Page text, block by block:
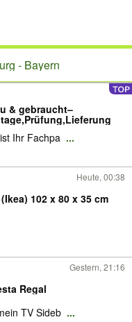
- Bayern
& gebraucht–
Ihr Fachpa ...
Heute, 00:38
102 x 80 x 35 cm
Gestern, 21:16
Regal
TV Sideb ...